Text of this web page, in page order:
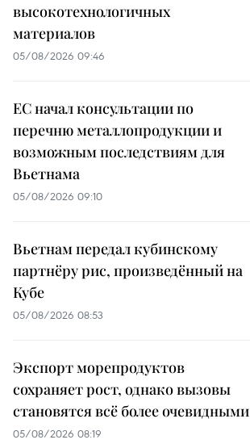
высокотехнологичных
материалов
05/08/2026 09:46
ЕС начал консультации по
перечню металлопродукции и
возможным последствиям для
Вьетнама
05/08/2026 09:10
Вьетнам передал кубинскому
партнёру рис, произведённый на
Кубе
05/08/2026 08:53
Экспорт морепродуктов
сохраняет рост, однако вызовы
становятся всё более очевидными
05/08/2026 08:19